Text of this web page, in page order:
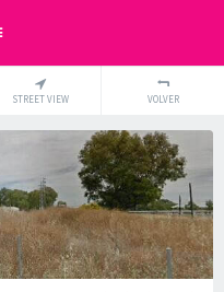
STREET VIEW VOLVER